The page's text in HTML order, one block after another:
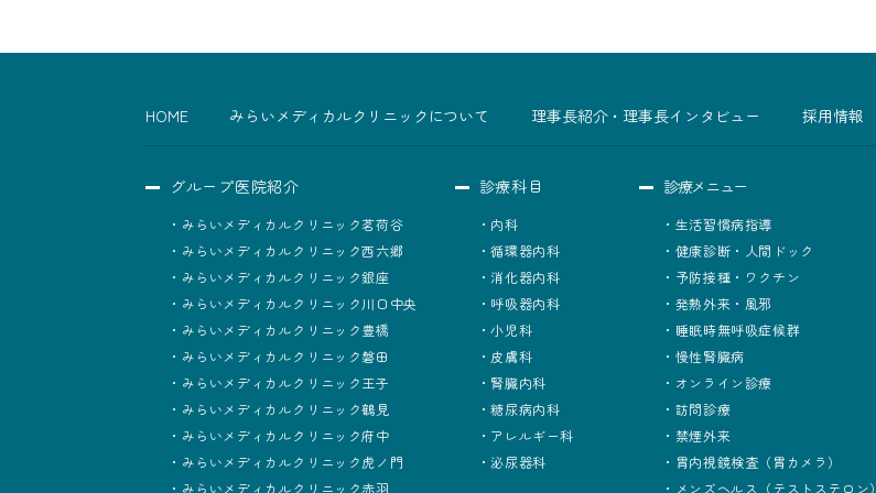
HOME みらいメディカルクリニックについて 理事長紹介・理事長インタビュー 採用情報
グループ医院紹介
みらいメディカルクリニック茗荷谷
みらいメディカルクリニック西六郷
みらいメディカルクリニック銀座
みらいメディカルクリニック川口中央
みらいメディカルクリニック豊橋
みらいメディカルクリニック磐田
みらいメディカルクリニック王子
みらいメディカルクリニック鶴見
みらいメディカルクリニック府中
みらいメディカルクリニック虎ノ門
みらいメディカルクリニック赤羽
診療科目
内科
循環器内科
消化器内科
呼吸器内科
小児科
皮膚科
腎臓内科
糖尿病内科
アレルギー科
泌尿器科
診療メニュー
生活習慣病指導
健康診断・人間ドック
予防接種・ワクチン
発熱外来・風邪
睡眠時無呼吸症候群
慢性腎臓病
オンライン診療
訪問診療
禁煙外来
胃内視鏡検査（胃カメラ）
メンズヘルス（テストステロン）